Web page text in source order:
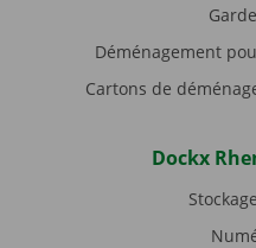
Déménagement
Cartons de
Dockx